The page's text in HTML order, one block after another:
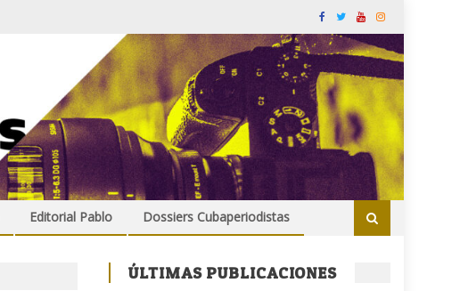
Editorial Pablo Dossiers Cubaperiodistas
ÚLTIMAS PUBLICACIONES